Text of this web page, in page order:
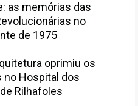
as memórias das
no
de 1975
oprimiu os
no Hospital dos
Rilhafoles